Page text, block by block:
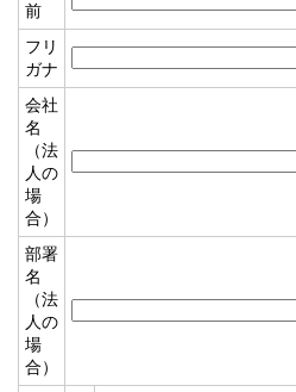
前
フリ
ガナ
会社
名
（法
人の
場
合）
部署
名
（法
人の
場
合）